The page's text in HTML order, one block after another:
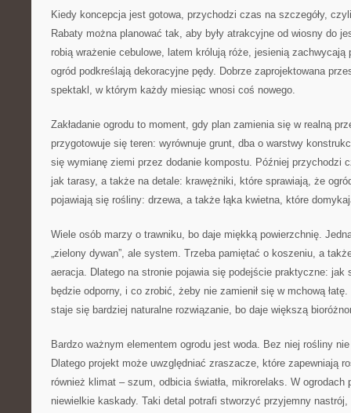
Kiedy koncepcja jest gotowa, przychodzi czas na szczegóły,
Rabaty można planować tak, aby były atrakcyjne od wiosny do
robią wrażenie cebulowe, latem królują róże, jesienią
ogród podkreślają dekoracyjne pędy. Dobrze zaprojektowana
spektakl, w którym każdy miesiąc wnosi coś nowego.
Zakładanie ogrodu to moment, gdy plan zamienia się w realną
przygotowuje się teren: wyrównuje grunt, dba o warstwy
się wymianę ziemi przez dodanie kompostu. Później przychodzi
jak tarasy, a także na detale: krawężniki, które sprawiają, że
pojawiają się rośliny: drzewa, a także łąka kwietna, które
Wiele osób marzy o trawniku, bo daje miękką powierzchnię.
„zielony dywan”, ale system. Trzeba pamiętać o koszeniu, a
aeracja. Dlatego na stronie pojawia się podejście praktyczne: jak
będzie odporny, i co zrobić, żeby nie zamienił się w mchową
staje się bardziej naturalne rozwiązanie, bo daje większą
Bardzo ważnym elementem ogrodu jest woda. Bez niej rośliny
Dlatego projekt może uwzględniać zraszacze, które zapewniają
również klimat – szum, odbicia światła, mikrorelaks. W ogrodach
niewielkie kaskady. Taki detal potrafi stworzyć przyjemny